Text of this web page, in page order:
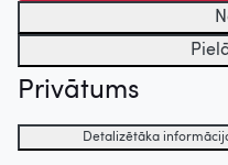
kinofotofonodokumentu
Privātums
Detalizētāka